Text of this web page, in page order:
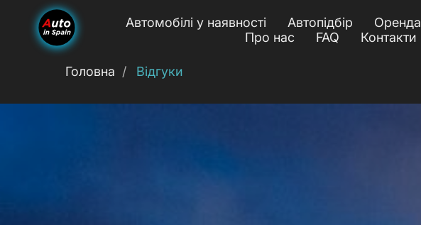
Автомобілі у наявності Автопідбір Оренда
Про нас
FAQ Контакти
Головна / Відгуки